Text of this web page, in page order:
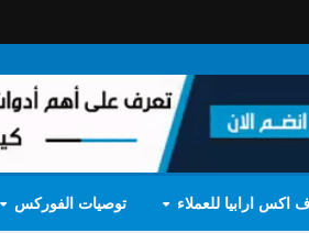
ارابيا للعملاء توصيات الفوركس